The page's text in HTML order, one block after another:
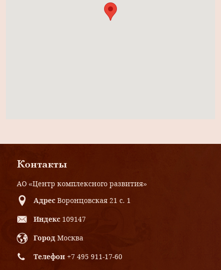
Контакты
АО «Центр комплексного развития»
Адрес Воронцовская 21 с. 1
Индекс 109147
Город Москва
Телефон +7 495 911-17-60